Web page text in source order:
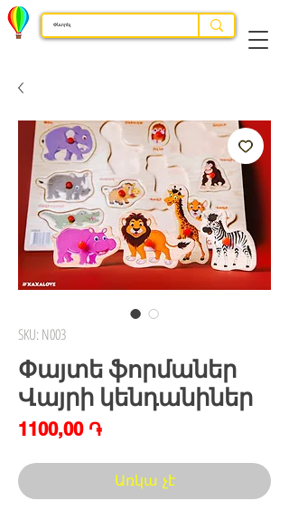
SKU: N003
Փայտե ֆորմաներ
Վայրի կենդանիներ
1100,00 ֏Price
Առկա չէ